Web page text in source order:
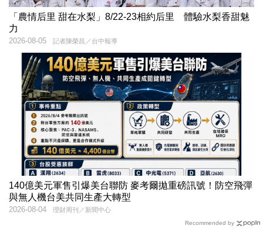
「農情后里 甜在水梨」8/22-23相約后里 體驗水梨香甜魅
力
記者陳榮昌／台中報導
2026-08-05
140億美元軍售引爆美台聯防 麥考爾拋重磅訊號！防空飛彈
與無人機台美共同生產大轉型
理財周刊／新聞中心
2026-08-04
Recommended by